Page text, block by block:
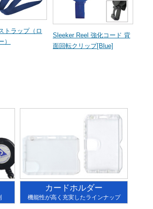
トラップ（ロ
）
Sleeker Reel 強化コード 背
面回転クリップ[Blue]
カードホルダー
機能性が高く充実したラインナップ